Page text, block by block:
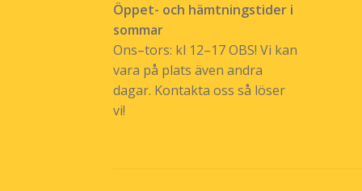
Öppet- och hämtningstider i
sommar
Ons–tors: kl 12–17 OBS! Vi kan
vara på plats även andra
dagar. Kontakta oss så löser
vi!